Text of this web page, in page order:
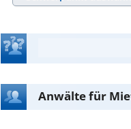
Anwälte für